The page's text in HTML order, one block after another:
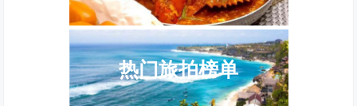
热门旅拍榜单